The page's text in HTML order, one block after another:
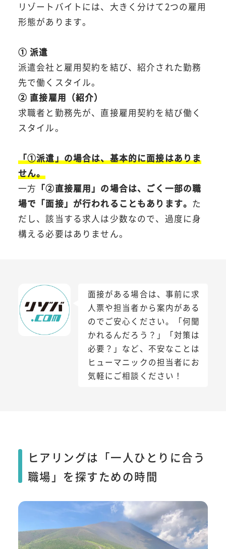
リゾートバイトには、大きく分けて2つの雇用
形態があります。
① 派遣
派遣会社と雇用契約を結び、紹介された勤務
先で働くスタイル。
② 直接雇用（紹介）
求職者と勤務先が、直接雇用契約を結び働く
スタイル。
「①派遣」の場合は、基本的に面接はありま
せん。
一方 「②直接雇用」の場合は、ごく一部の職
場で「面接」が行われることもあります。 た
だし、該当する求人は少数なので、過度に身
構える必要はありません。
面接がある場合は、事前に求
人票や担当者から案内がある
のでご安心ください。「何聞
かれるんだろう？」「対策は
必要？」など、不安なことは
ヒューマニックの担当者にお
気軽にご相談ください！
ヒアリングは「一人ひとりに合う
職場」を探すための時間